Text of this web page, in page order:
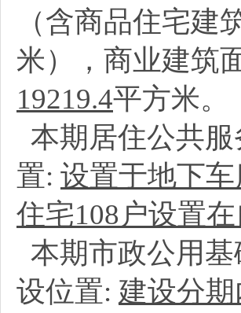
（含商品住宅建
米），商业建筑
19219.4平方米。
本期居住公共
置: 设置于地下车
住宅108户设置
本期市政公用
设位置: 建设分